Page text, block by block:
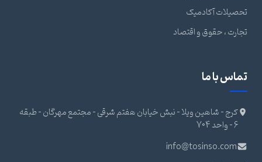
تحصیلات آکادمیک
تجارت ، حقوق و اقتصاد
تماس با ما
کرج - شاهین ویلا - نبش خیابان هفتم شرقی - مجتمع مهرگان - طبقه
6 - واحد 704
info@tosinso.com